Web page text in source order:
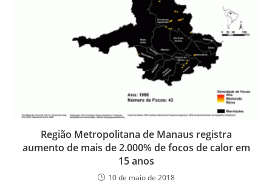
Região Metropolitana de Manaus registra
aumento de mais de 2.000% de focos de calor em
15 anos
10 de maio de 2018